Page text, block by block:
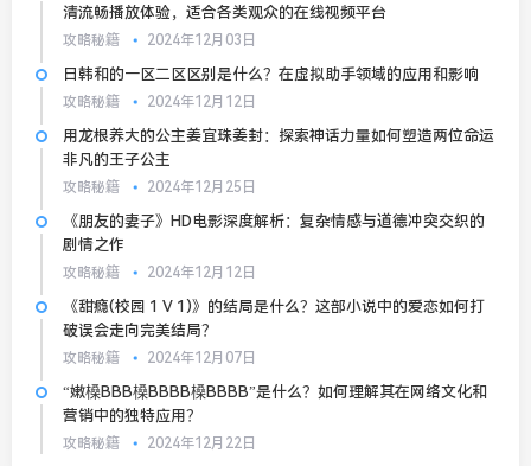
清流畅播放体验，适合各类观众的在线视频平台
攻略秘籍 2024年12月03日
日韩和的一区二区区别是什么？在虚拟助手领域的应用和影响
攻略秘籍 2024年12月12日
用龙根养大的公主姜宜珠姜封：探索神话力量如何塑造两位命运
非凡的王子公主
攻略秘籍 2024年12月25日
《朋友的妻子》HD电影深度解析：复杂情感与道德冲突交织的
剧情之作
攻略秘籍 2024年12月12日
《甜瘾(校园 1 V 1)》的结局是什么？这部小说中的爱恋如何打
破误会走向完美结局？
攻略秘籍 2024年12月07日
“嫩槡BBB槡BBBB槡BBBB”是什么？如何理解其在网络文化和
营销中的独特应用？
攻略秘籍 2024年12月22日